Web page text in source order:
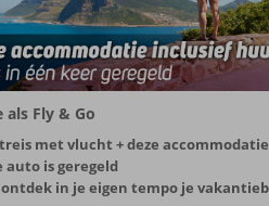
Fly & Go
met vlucht + deze
auto is geregeld
in je eigen tempo je